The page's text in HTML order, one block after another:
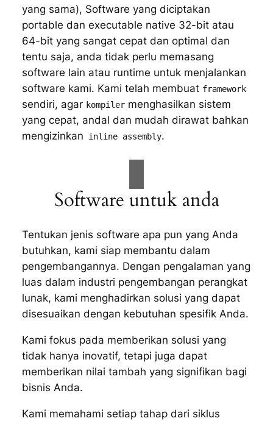
yang sama), Software yang diciptakan
portable dan executable native 32-bit atau
64-bit yang sangat cepat dan optimal dan
tentu saja, anda tidak perlu memasang
software lain atau runtime untuk menjalankan
software kami. Kami telah membuat framework
sendiri, agar kompilermenghasilkan sistem
yang cepat, andal dan mudah dirawat bahkan
mengizinkan inline assembly.
Software untuk anda
Tentukan jenis software apa pun yang Anda
butuhkan, kami siap membantu dalam
pengembangannya. Dengan pengalaman yang
luas dalam industri pengembangan perangkat
lunak, kami menghadirkan solusi yang dapat
disesuaikan dengan kebutuhan spesifik Anda.
Kami fokus pada memberikan solusi yang
tidak hanya inovatif, tetapi juga dapat
memberikan nilai tambah yang signifikan bagi
bisnis Anda.
Kami memahami setiap tahap dari siklus